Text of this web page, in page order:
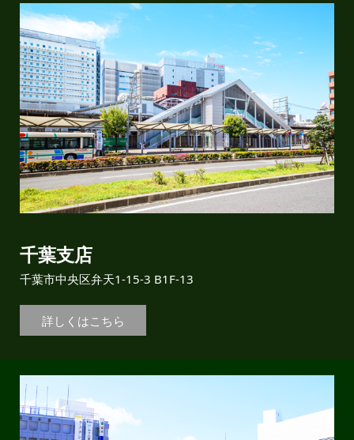
千葉支店
千葉市中央区弁天1-15-3 B1F-13
詳しくはこちら